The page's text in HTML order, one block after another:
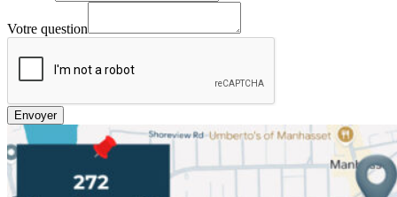
Votre question
Envoyer